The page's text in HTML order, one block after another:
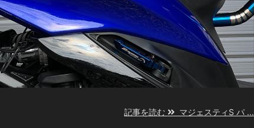
記事を読む マジェスティS パ ...